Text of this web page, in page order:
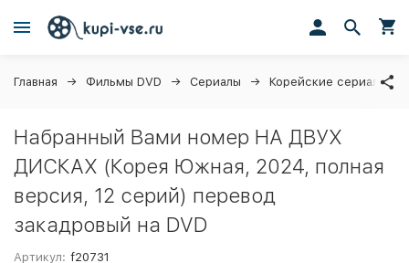
Главная Фильмы DVD Сериалы Корейские сериалы
Набранный Вами номер НА ДВУХ
ДИСКАХ (Корея Южная, 2024, полная
версия, 12 серий) перевод
закадровый на DVD
Артикул: f20731